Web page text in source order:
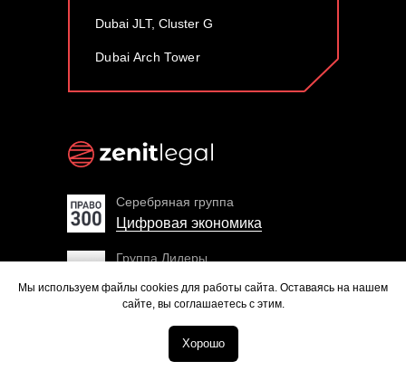
Напишите нам в Telegram
Dubai Arch Tower
Dubai JLT, Cluster G
Серебряная группа
Цифровая экономика
Группа Лидеры
Сделки с
криптовалютой
Вторая группа
«Цифровая экономика /
Мы используем файлы cookies для работы сайта. Оставаясь на нашем
сайте, вы соглашаетесь с этим.
Хорошо